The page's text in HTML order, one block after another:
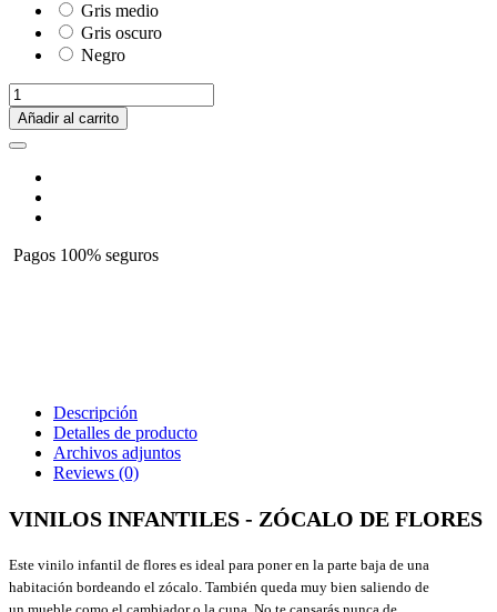
Gris medio
Gris oscuro
Negro
Añadir al carrito
Pagos 100% seguros
Descripción
Detalles de producto
Archivos adjuntos
Reviews (0)
VINILOS INFANTILES - ZÓCALO DE FLORES
Este vinilo infantil de flores es ideal para poner en la parte baja de una
habitación bordeando el zócalo. También queda muy bien saliendo de